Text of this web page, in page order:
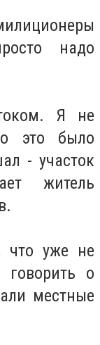
надо
Я не
это было
- участок
житель
что уже не
говорить о
местные